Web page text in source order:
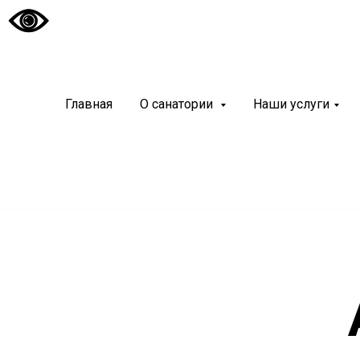
Главная О санатории Наши услуги